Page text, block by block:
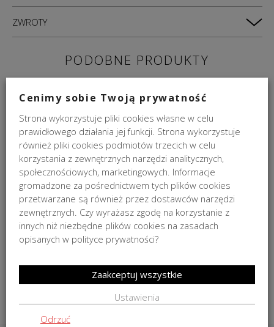
ZWROTY
PODOBNE PRODUKTY
Wieszaczek na ręcznik Lineabeta Duemila 5×4,5cm
109,00 złPierwotna
cena
109,00 zł.
87,00zł Aktualna
87,00 zł.
Najniższa cena w ciągu 30 dni:
DO KOSZYKA
Cenimy sobie Twoją prywatność
Strona wykorzystuje pliki cookies własne w celu
prawidłowego działania jej funkcji. Strona wykorzystuje
również pliki cookies podmiotów trzecich w celu
korzystania z zewnętrznych narzędzi analitycznych,
społecznościowych, marketingowych. Informacje
gromadzone za pośrednictwem tych plików cookies
przetwarzane są również przez dostawców narzędzi
zewnętrznych. Czy wyrażasz zgodę na korzystanie z
innych niż niezbędne plików cookies na zasadach
opisanych w polityce prywatności?
Ustawienia
Odrzuć
Zaakceptuj wszystkie